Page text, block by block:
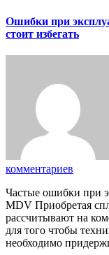
Ошибки при
стоит избегать
комментариев
Частые ошибки при эксплуатации климатической техники
MDV Приобретая
рассчитывают на
для того чтобы
необходимо